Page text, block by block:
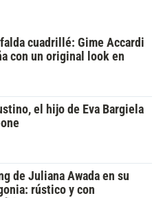
cuadrillé: Gime Accardi
con un original look en
el hijo de Eva Bargiela
de Juliana Awada en su
rústico y con